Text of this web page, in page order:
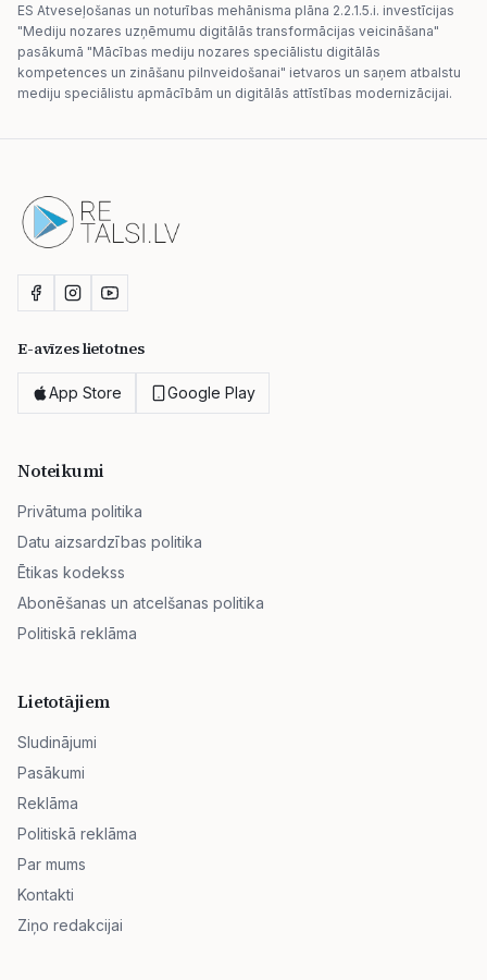
ES Atveseļošanas un noturības mehānisma plāna 2.2.1.5.i. investīcijas
"Mediju nozares uzņēmumu digitālās transformācijas veicināšana"
pasākumā "Mācības mediju nozares speciālistu digitālās
kompetences un zināšanu pilnveidošanai" ietvaros un saņem atbalstu
mediju speciālistu apmācībām un digitālās attīstības modernizācijai.
E-avīzes lietotnes
App Store Google Play
Noteikumi
Privātuma politika
Datu aizsardzības politika
Ētikas kodekss
Abonēšanas un atcelšanas politika
Politiskā reklāma
Lietotājiem
Sludinājumi
Pasākumi
Reklāma
Politiskā reklāma
Par mums
Kontakti
Ziņo redakcijai